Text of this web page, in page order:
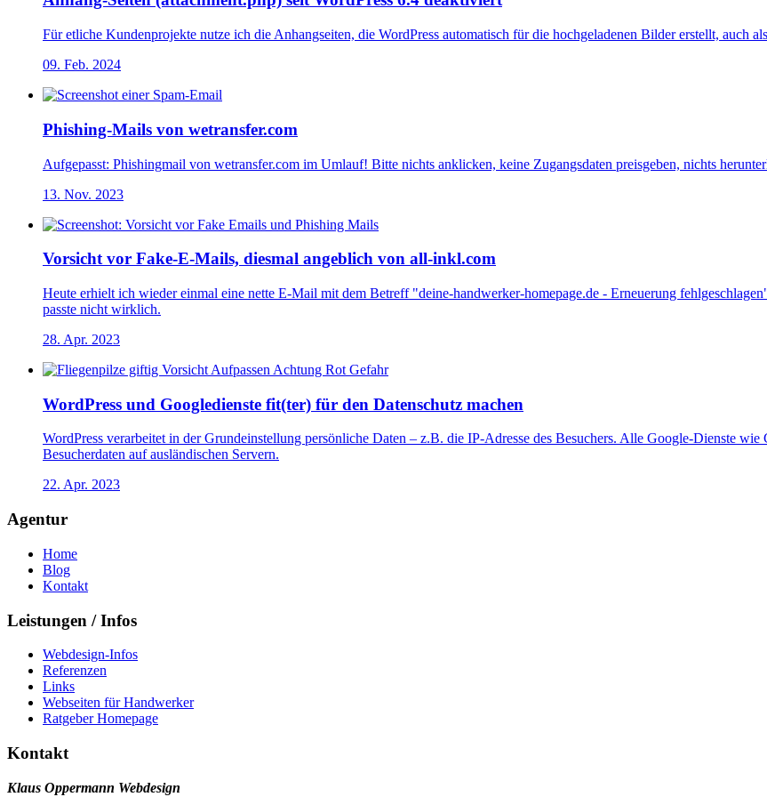
Für etliche Kundenprojekte nutze ich die Anhangseiten, die WordPress automatisch für die hochgeladenen Bilder erstellt, auch
09. Feb. 2024
Phishing-Mails von wetransfer.com
Aufgepasst: Phishingmail von wetransfer.com im Umlauf! Bitte nichts anklicken, keine Zugangsdaten preisgeben, nichts
13. Nov. 2023
Vorsicht vor Fake-E-Mails, diesmal angeblich von all-inkl.com
Heute erhielt ich wieder einmal eine nette E-Mail mit dem Betreff "deine-handwerker-homepage.de - Erneuerung
passte nicht wirklich.
28. Apr. 2023
WordPress und Googledienste fit(ter) für den Datenschutz machen
WordPress verarbeitet in der Grundeinstellung persönliche Daten – z.B. die IP-Adresse des Besuchers. Alle Google-Dienste
Besucherdaten auf ausländischen Servern.
22. Apr. 2023
Agentur
Home
Blog
Kontakt
Leistungen / Infos
Webdesign-Infos
Referenzen
Links
Webseiten für Handwerker
Ratgeber Homepage
Kontakt
Klaus Oppermann Webdesign